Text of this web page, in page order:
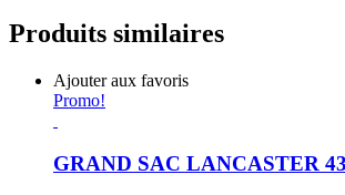
Produits similaires
Ajouter aux favoris
Promo!
GRAND SAC LANCASTER